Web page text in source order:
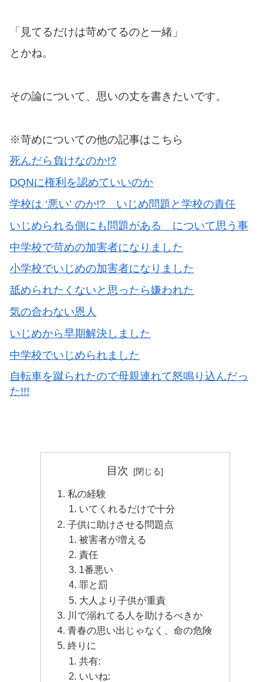
「見てるだけは苛めてるのと一緒」
とかね。
その論について、思いの丈を書きたいです。
※苛めについての他の記事はこちら
死んだら負けなのか!?
DQNに権利を認めていいのか
学校は ‘悪い’ のか!? いじめ問題と学校の責任
いじめられる側にも問題がある について思う事
中学校で苛めの加害者になりました
小学校でいじめの加害者になりました
舐められたくないと思ったら嫌われた
気の合わない恩人
いじめから早期解決しました
中学校でいじめられました
自転車を蹴られたので母親連れて怒鳴り込んだっ
た!!!
目次
私の経験
いてくれるだけで十分
子供に助けさせる問題点
被害者が増える
責任
1番悪い
罪と罰
大人より子供が重責
川で溺れてる人を助けるべきか
青春の思い出じゃなく、命の危険
終りに
共有:
いいね: